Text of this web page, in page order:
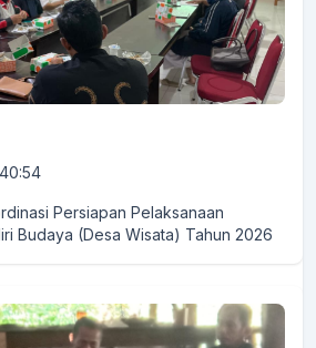
Persiapan Pelaksanaan
Budaya (Desa Wisata) Tahun 2026